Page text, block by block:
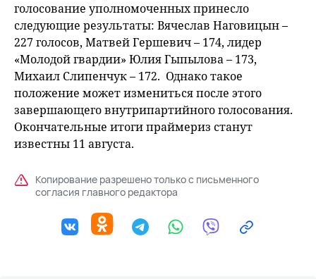
голосование уполномоченных принесло
следующие результаты: Вячеслав Наговицын –
227 голосов, Матвей Гершевич – 174, лидер
«Молодой гвардии» Юлия Гыпылова – 173,
Михаил Слипенчук – 172. Однако такое
положение может измениться после этого
завершающего внутрипартийного голосования.
Окончательные итоги праймериз станут
известны 11 августа.
Копирование разрешено только с письменного
согласия главного редактора